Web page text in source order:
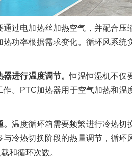
通过电加热丝加热空气，并配合压
功率根据需求变化。循环风系统
器进行温度调节。恒温恒湿机不仅
。PTC加热器用于空气加热和温
温度循环箱需要频繁进行冷热切
冷热切换阶段的热量调节，循环
和循环次数。